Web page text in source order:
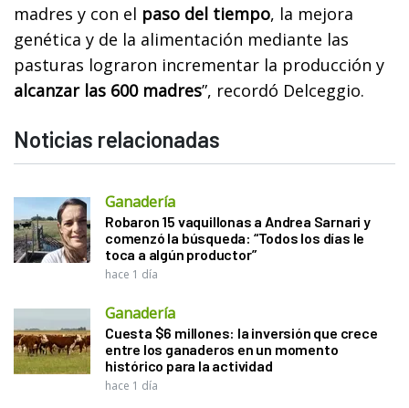
madres y con el paso del tiempo, la mejora
genética y de la alimentación mediante las
pasturas lograron incrementar la producción y
alcanzar las 600 madres”, recordó Delceggio.
Noticias relacionadas
Ganadería
Robaron 15 vaquillonas a Andrea Sarnari y
comenzó la búsqueda: “Todos los días le
toca a algún productor”
hace 1 día
Ganadería
Cuesta $6 millones: la inversión que crece
entre los ganaderos en un momento
histórico para la actividad
hace 1 día